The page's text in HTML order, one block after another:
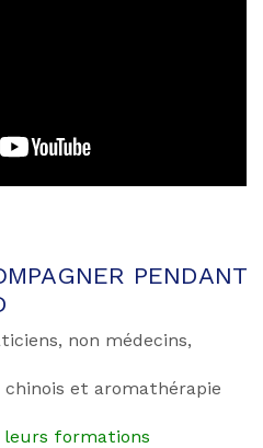
PENDANT
non médecins,
et aromathérapie
leurs formations